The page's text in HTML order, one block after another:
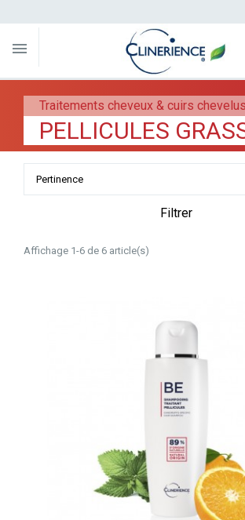

Traitements cheveux & cuirs chevelus
PELLICULES
Pertinence
Filtrer
Affichage 1-6 de 6 article(s)